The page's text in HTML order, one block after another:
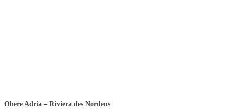
Obere Adria – Riviera des Nordens